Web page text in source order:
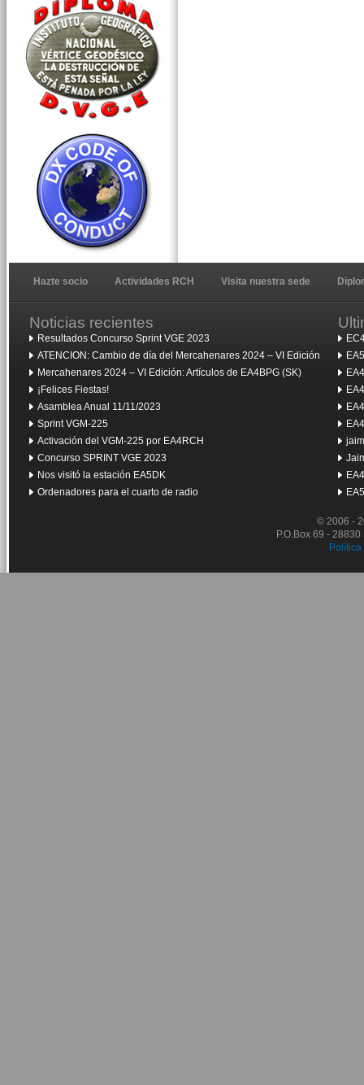
Hazte socio Actividades RCH Visita nuestra sede
Noticias recientes
Resultados Concurso Sprint VGE 2023
ATENCION: Cambio de día del Mercahenares 2024 – VI Edición
Mercahenares 2024 – VI Edición: Artículos de EA4BPG (SK)
¡Felices Fiestas!
Asamblea Anual 11/11/2023
Sprint VGM-225
Activación del VGM-225 por EA4RCH
Concurso SPRINT VGE 2023
Nos visitó la estación EA5DK
Ordenadores para el cuarto de radio
© 2006 -
P.O.Box 69 -